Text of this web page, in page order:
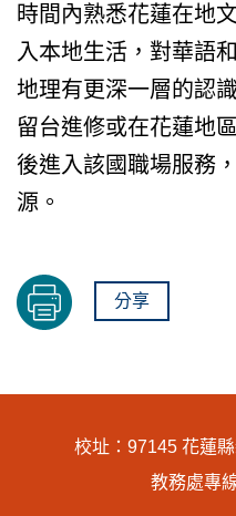
時間內熟悉花蓮在地
入本地生活，對華語
地理有更深一層的認
留台進修或在花蓮地
後進入該國職場服務
源。
分享
校址：97145 花蓮
教務處專